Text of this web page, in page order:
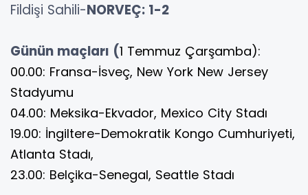
Fildişi Sahili-NORVEÇ: 1-2
Günün maçları (1 Temmuz Çarşamba):
00.00: Fransa-İsveç, New York New Jersey
Stadyumu
04.00: Meksika-Ekvador, Mexico City Stadı
19.00: İngiltere-Demokratik Kongo Cumhuriyeti,
Atlanta Stadı,
23.00: Belçika-Senegal, Seattle Stadı